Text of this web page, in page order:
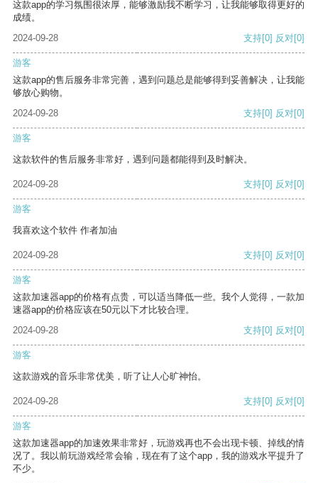
这款app的学习氛围很浓厚，能够激励我不断学习，让我能够取得更好的
成绩。
2024-09-28
支持[0] 反对[0]
游客
这款app的售后服务非常完善，遇到问题总是能够得到妥善解决，让我能
够放心购物。
2024-09-28
支持[0] 反对[0]
游客
这款软件的售后服务非常好，遇到问题都能得到及时解决。
2024-09-28 支持[0] 反对[0]
游客
我喜欢这个软件 作者加油
2024-09-28 支持[0] 反对[0]
游客
这款加速器app的价格有点贵，可以适当降低一些。我个人觉得，一款加
速器app的价格应该在50元以下才比较合理。
2024-09-28
支持[0] 反对[0]
游客
这款游戏的音乐非常优美，听了让人心旷神怡。
2024-09-28 支持[0] 反对[0]
游客
这款加速器app的加速效果非常好，玩游戏再也不会出现卡顿、掉线的情
况了。我以前玩游戏经常会输，现在有了这个app，我的游戏水平提升了
不少。